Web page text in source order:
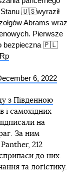
Stanu 🇺🇸wyraził
Abrams wraz
Pierwsze
bezpieczna 🇵🇱
6, 2022
з Південною
і самохідних
на
За ним
212
до них.
та логістику.